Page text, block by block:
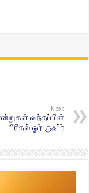
Next
வந்தப்பின்
பிரிதல் ஓர் குஃப்ர்